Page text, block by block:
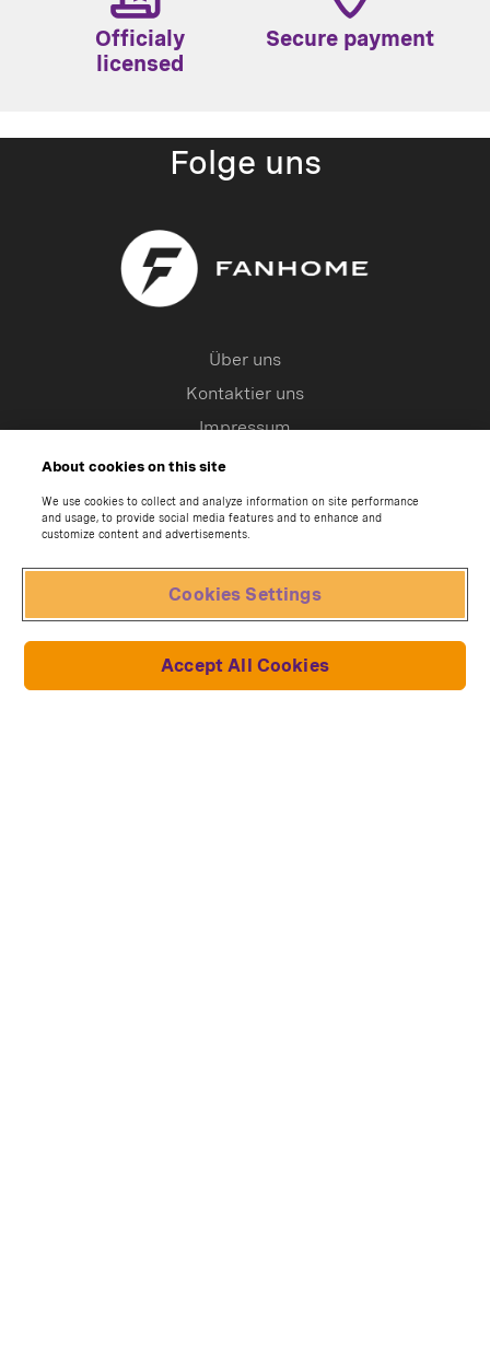
Officialy
licensed
Secure payment
Folge uns
Über uns
Kontaktier uns
Impressum
Hilfe-Center
Widerruf beantragen
Lich King
John Wick's Mustang
About cookies on this site
We use cookies to collect and analyze information on site performance
and usage, to provide social media features and to enhance and
customize content and advertisements.
Cookies Settings
Accept All Cookies